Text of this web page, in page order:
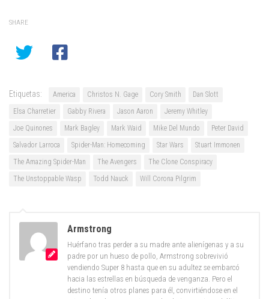
SHARE
Etiquetas: America Christos N. Gage Cory Smith
Dan Slott
Elsa Charretier
Gabby Rivera Jason Aaron
Jeremy Whitley
Joe Quinones
Mark Bagley Mark Waid Mike Del Mundo
Peter David
Salvador Larroca
Spider-Man: Homecoming Star Wars
Stuart Immonen
The Amazing Spider-Man
The Avengers
The Clone Conspiracy
The Unstoppable Wasp
Todd Nauck Will Corona Pilgrim
Armstrong
Huérfano tras perder a su madre ante alienígenas y a su
padre por un hueso de pollo, Armstrong sobrevivió
vendiendo Super 8 hasta que en su adultez se embarcó
hacia las estrellas en búsqueda de venganza. Pero el
destino tenía otros planes para él, convirtiéndose en el